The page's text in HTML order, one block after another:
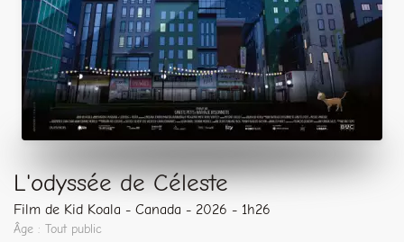
L'odyssée de Céleste
Film de Kid Koala - Canada - 2026 - 1h26
Âge : Tout public